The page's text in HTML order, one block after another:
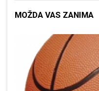
MOŽDA VAS ZANIMA